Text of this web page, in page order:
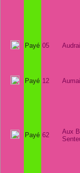
Payé 05
Payé 12
Payé 62
Aux